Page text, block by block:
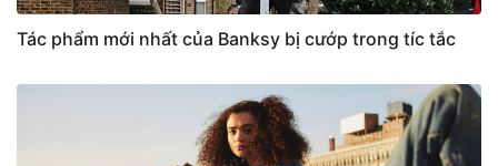
Tác phẩm mới nhất của Banksy bị cướp trong tíc tắc